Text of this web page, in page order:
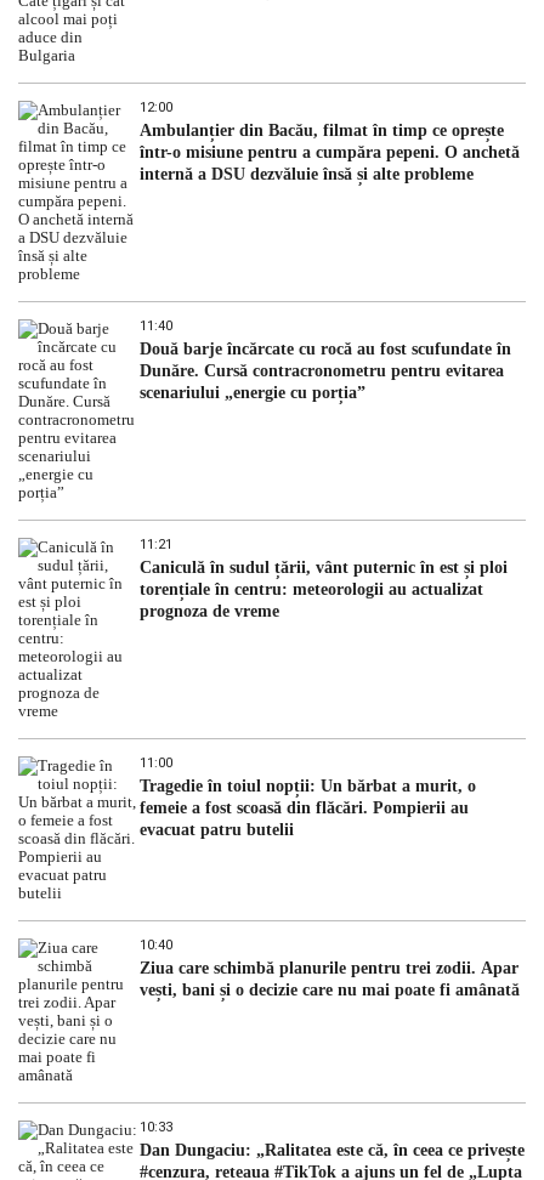
12:00
Ambulanțier din Bacău, filmat în timp ce oprește
într-o misiune pentru a cumpăra pepeni. O anchetă
internă a DSU dezvăluie însă și alte probleme
11:40
Două barje încărcate cu rocă au fost scufundate în
Dunăre. Cursă contracronometru pentru evitarea
scenariului „energie cu porția”
11:21
Caniculă în sudul țării, vânt puternic în est și ploi
torențiale în centru: meteorologii au actualizat
prognoza de vreme
11:00
Tragedie în toiul nopții: Un bărbat a murit, o
femeie a fost scoasă din flăcări. Pompierii au
evacuat patru butelii
10:40
Ziua care schimbă planurile pentru trei zodii. Apar
vești, bani și o decizie care nu mai poate fi amânată
10:33
Dan Dungaciu: „Ralitatea este că, în ceea ce privește
#cenzura, rețeaua #TikTok a ajuns un fel de „Lupta